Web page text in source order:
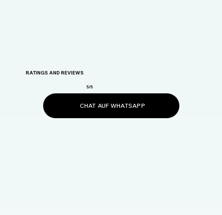
RATINGS AND REVIEWS
5/5
CHAT AUF WHATSAPP